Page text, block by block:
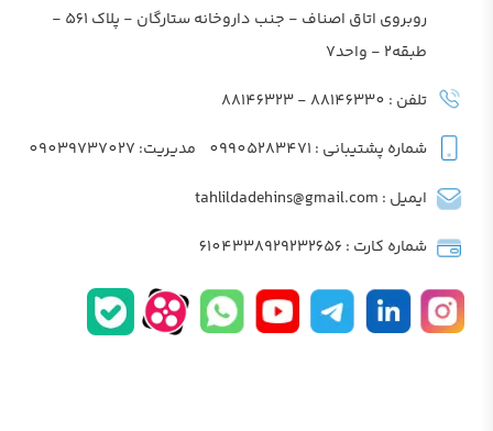
روبروی اتاق اصناف - جنب داروخانه ستارگان - پلاک 561 -
طبقه2 - واحد7
تلفن : 88146330 - 88146323
شماره پشتیبانی : 09905283471 مدیریت: 09039737027
ایمیل : tahlildadehins@gmail.com
شماره کارت : 6104338929232656